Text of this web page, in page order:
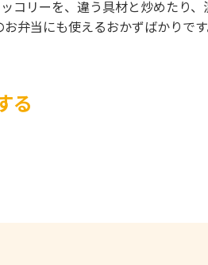
コリーを、違う具材と炒めたり、
弁当にも使えるおかずばかりです
る